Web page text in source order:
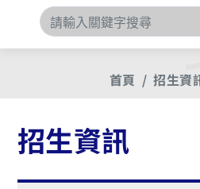
首頁 招生資
招生資訊